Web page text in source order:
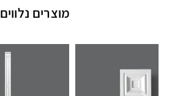
מוצרים נלווים